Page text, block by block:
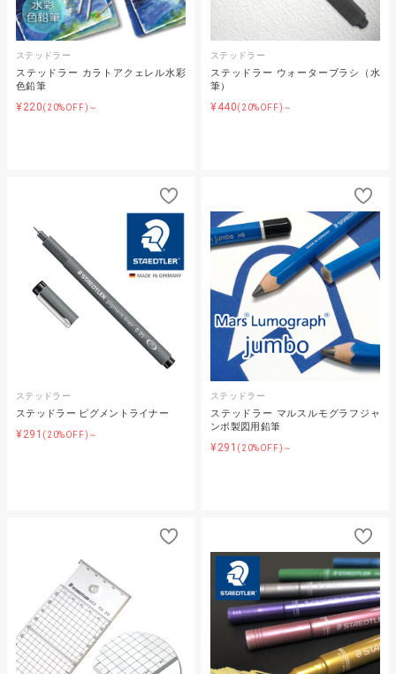
ステッドラー
ステッドラー カラトアクェレル水彩
色鉛筆
¥220(20%OFF)～
ステッドラー
ステッドラー ウォーターブラシ（水
筆）
¥440(20%OFF)～
ステッドラー
ステッドラー ピグメントライナー
¥291 (20%OFF)～
ステッドラー
ステッドラー マルスルモグラフジャ
ンボ製図用鉛筆
¥291 (20%OFF)～